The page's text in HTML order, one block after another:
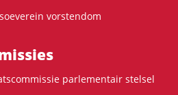
vorstendom
parlementair stelsel